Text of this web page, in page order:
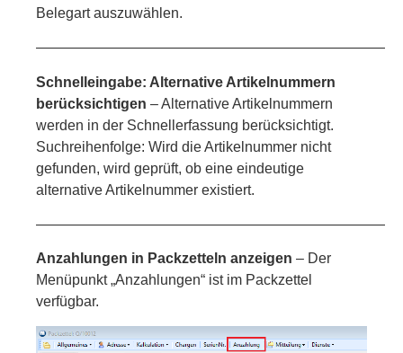
Belegart auszuwählen.
Schnelleingabe: Alternative Artikelnummern
berücksichtigen – Alternative Artikelnummern
werden in der Schnellerfassung berücksichtigt.
Suchreihenfolge: Wird die Artikelnummer nicht
gefunden, wird geprüft, ob eine eindeutige
alternative Artikelnummer existiert.
Anzahlungen in Packzetteln anzeigen – Der
Menüpunkt „Anzahlungen“ ist im Packzettel
verfügbar.